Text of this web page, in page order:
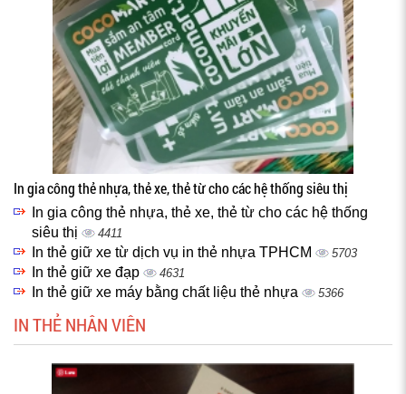
In gia công thẻ nhựa, thẻ xe, thẻ từ cho các hệ thống siêu thị
In gia công thẻ nhựa, thẻ xe, thẻ từ cho các hệ thống
siêu thị
4411
In thẻ giữ xe từ dịch vụ in thẻ nhựa TPHCM 5703
In thẻ giữ xe đạp 4631
In thẻ giữ xe máy bằng chất liệu thẻ nhựa 5366
IN THẺ NHÂN VIÊN